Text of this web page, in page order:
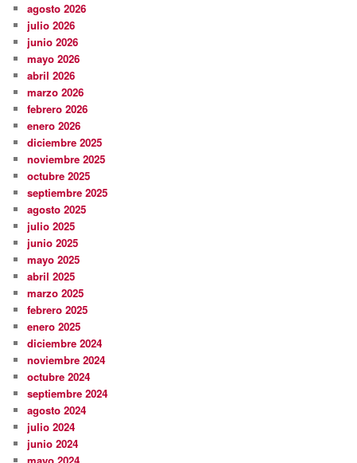
agosto 2026
julio 2026
junio 2026
mayo 2026
abril 2026
marzo 2026
febrero 2026
enero 2026
diciembre 2025
noviembre 2025
octubre 2025
septiembre 2025
agosto 2025
julio 2025
junio 2025
mayo 2025
abril 2025
marzo 2025
febrero 2025
enero 2025
diciembre 2024
noviembre 2024
octubre 2024
septiembre 2024
agosto 2024
julio 2024
junio 2024